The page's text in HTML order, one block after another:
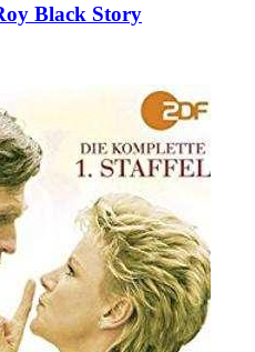
Black Story